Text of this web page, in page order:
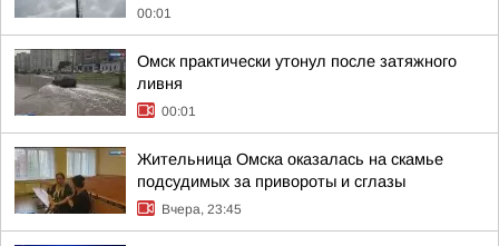
00:01
Омск практически утонул после затяжного
ливня
00:01
Жительница Омска оказалась на скамье
подсудимых за привороты и сглазы
Вчера, 23:45